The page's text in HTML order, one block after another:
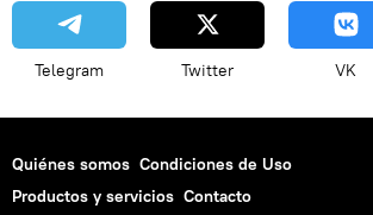
Telegram Twitter VK
Quiénes somos Condiciones de Uso
Productos y servicios Contacto